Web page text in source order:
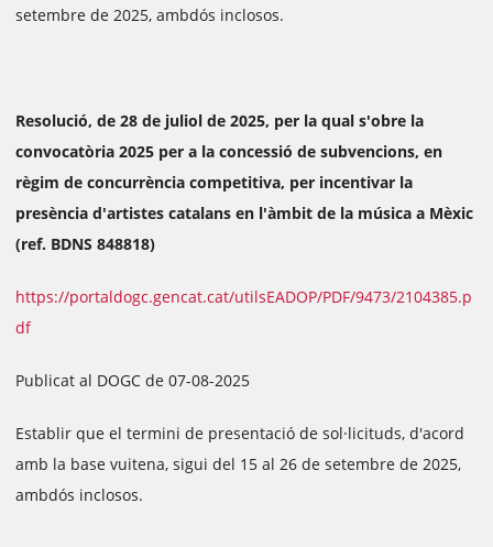
setembre de 2025, ambdós inclosos.
Resolució, de 28 de juliol de 2025, per la qual s'obre la
convocatòria 2025 per a la concessió de subvencions, en
règim de concurrència competitiva, per incentivar la
presència d'artistes catalans en l'àmbit de la música a Mèxic
(ref. BDNS 848818)
https://portaldogc.gencat.cat/utilsEADOP/PDF/9473/2104385.p
df
Publicat al DOGC de 07-08-2025
Establir que el termini de presentació de sol·licituds, d'acord
amb la base vuitena, sigui del 15 al 26 de setembre de 2025,
ambdós inclosos.